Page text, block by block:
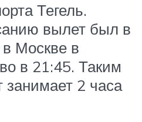
Тегель.
вылет был в
Москве в
в 21:45. Таким
занимает 2 часа